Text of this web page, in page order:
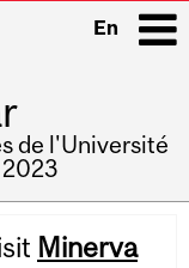
En
de l'Université
Minerva